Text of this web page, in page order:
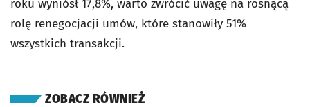
roku wyniósł 17,8%, warto zwrócić uwagę na rosnącą
rolę renegocjacji umów, które stanowiły 51%
wszystkich transakcji.
ZOBACZ RÓWNIEŻ